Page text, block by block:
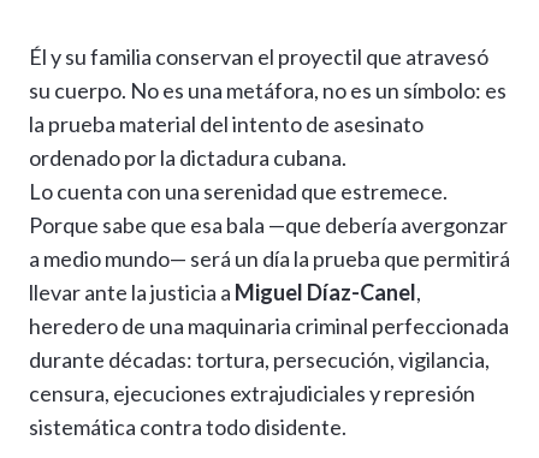
Él y su familia conservan el proyectil que atravesó
su cuerpo. No es una metáfora, no es un símbolo: es
la prueba material del intento de asesinato
ordenado por la dictadura cubana.
Lo cuenta con una serenidad que estremece.
Porque sabe que esa bala —que debería avergonzar
a medio mundo— será un día la prueba que permitirá
llevar ante la justicia a Miguel Díaz-Canel,
heredero de una maquinaria criminal perfeccionada
durante décadas: tortura, persecución, vigilancia,
censura, ejecuciones extrajudiciales y represión
sistemática contra todo disidente.